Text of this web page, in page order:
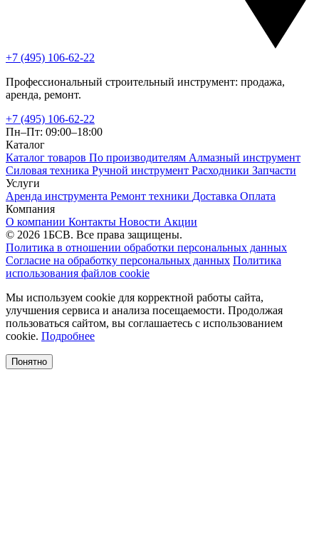
+7 (495) 106-62-22
Профессиональный строительный инструмент: продажа,
аренда, ремонт.
+7 (495) 106-62-22
Пн–Пт: 09:00–18:00
Каталог
Каталог товаров По производителям Алмазный инструмент
Силовая техника Ручной инструмент Расходники Запчасти
Услуги
Аренда инструмента Ремонт техники Доставка Оплата
Компания
О компании Контакты Новости Акции
© 2026 1БСВ. Все права защищены.
Политика в отношении обработки персональных данных
Согласие на обработку персональных данных Политика
использования файлов cookie
Мы используем cookie для корректной работы сайта,
улучшения сервиса и анализа посещаемости. Продолжая
пользоваться сайтом, вы соглашаетесь с использованием
cookie. Подробнее
Понятно